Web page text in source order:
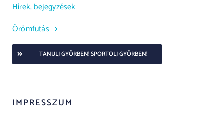
Hírek, bejegyzések
Örömfutás
TANULJ GYŐRBEN! SPORTOLJ GYŐRBEN!
IMPRESSZUM